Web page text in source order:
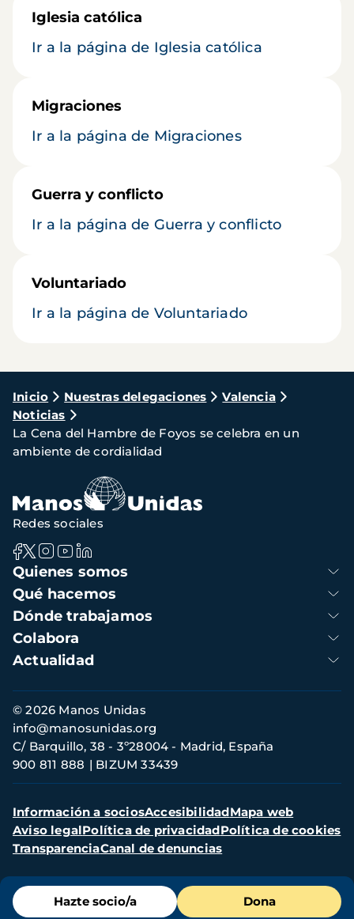
Iglesia católica
Ir a la página de Iglesia católica
Migraciones
Ir a la página de Migraciones
Guerra y conflicto
Ir a la página de Guerra y conflicto
Voluntariado
Ir a la página de Voluntariado
Ruta
de
navegación
Inicio Nuestras delegaciones
Valencia
Noticias
La Cena del Hambre de Foyos se celebra en un
ambiente de cordialidad
Menú
de
Hazte socio/a Dona
Navegación
principal
Quienes somos
Qué hacemos
Dónde trabajamos
Colabora
Actualidad
Redes sociales
Información
de
contacto
© 2026 Manos Unidas
C/ Barquillo, 38 - 3º28004 - Madrid, España
900 811 888
BIZUM 33439
info@manosunidas.org
Menú
secundario
Información a sociosAccesibilidadMapa web
Aviso legalPolítica de privacidadPolítica de cookies
TransparenciaCanal de denuncias